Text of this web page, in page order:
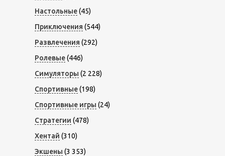
Настольные(45)
Приключения (544)
Развлечения (292)
Ролевые(446)
Симуляторы (2 228)
Спортивные(198)
Спортивные игры (24)
Стратегии (478)
Хентай (310)
Экшены (3 353)